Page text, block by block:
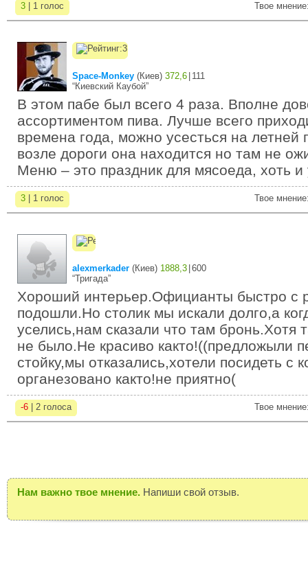
3 | 1 голос Твое
Space-Monkey (Киев) 372,6 111
“Киевский Каубой”
В этом пабе был всего 4 раза. Вполне
ассортиментом пива. Лучше всего
времена года, можно усесться на летней
возле дороги она находится но там не
Меню – это праздник для мясоеда, хоть и
3 | 1 голос Твое
alexmerkader (Киев) 1888,3 600
“Тригада”
Хороший интерьер.Официанты быстро с
подошли.Но столик мы искали долго,а
уселись,нам сказали что там бронь.Хотя
не было.Не красиво както!((предложыли
стойку,мы отказались,хотели посидеть с
органезовано както!не приятно(
-6 | 2 голоса Твое
Нам важно твое мнение. Напиши свой отзыв.